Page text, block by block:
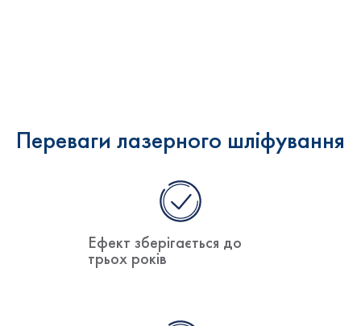
Переваги лазерного шліфування
Ефект зберігається до
трьох років